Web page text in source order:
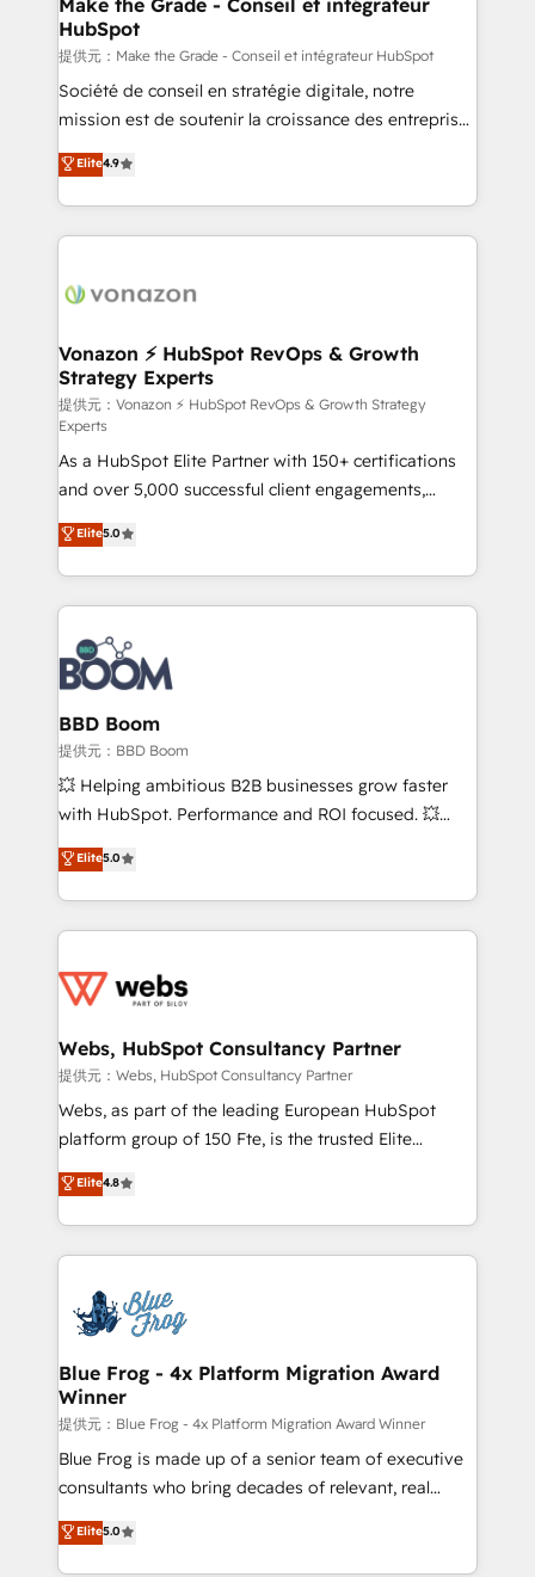
is to empower you to unlock HubSpot’s full potential
—faster. Through expert training, unmatched
responsiveness, and ongoing support, we equip
your team to adopt new systems with confidence
customer engagement.
Make the Grade - Conseil et intégrateur
HubSpot
提供元：Make the Grade - Conseil et intégrateur HubSpot
Société de conseil en stratégie digitale, notre
mission est de soutenir la croissance des entreprises
B2B à travers l’acquisition de nouveaux clients,
l'intégration CRM et le développement des revenus
auprès de vos comptes existants. En France et à
l'international, nous travaillons avec des ETI
delà d’une simple transformation digitale et des
➤ L’intégration de CRM et de méthodologie RevOps
pour aligner les équipes marketing, commerciales et
support client (data migration, synchronisation API,
audit et maintenance) ➤ La création de sites internet
de conversion qui transforment les visiteurs en
opportunités d'affaires ➤ La mise en place de
stratégies d'acquisition marketing (SEO, SEA,
inbound, automatisation marketing, ABM, IA,
emailing) Informations clés : - 10 ans d'expérience -
100+ intégrations CRM HubSpot réussies - 40
experts conseil - 150 certifications HubSpot
cumulées
Elite4.9
Vonazon ⚡ HubSpot RevOps & Growth
Strategy Experts
提供元：Vonazon ⚡ HubSpot RevOps & Growth Strategy
Experts
As a HubSpot Elite Partner with 150+ certifications
and over 5,000 successful client engagements,
Vonazon turns marketing complexity into
measurable, scalable growth. From onboarding to
enterprise-grade campaigns, our in-house team
builds scalable strategies that drive long-term
revenue. ⚙️ HubSpot Integration & Optimization •
Seamless CRM, CMS, and automation setup •
Complex platform migrations and data cleanups •
Custom APIs and third-party integrations 📈 End-to-
End Revenue Acceleration • Lifecycle marketing and
pipeline growth programs • Sales enablement tools
and CRM optimization • Retention strategies with
Execution • 750+ onboardings and 2,000+
implementations • Deep expertise across marketing,
Elite5.0
BBD Boom
提供元：BBD Boom
💥 Helping ambitious B2B businesses grow faster
with HubSpot. Performance and ROI focused. 💥
BBD Boom is the HubSpot partner that can help you
to HubSpot Better. We work with your teams to
solve all your HubSpot challenges and improve user
adoption, sales process and marketing results.
the first time 🔧 Designing and optimising your
and build using HubSpot 🔌 Integrating HubSpot
with other systems 🎓 Training your teams to be
HubSpot pros 📊 Lead generation services using
HubSpot Why us? - SIX HubSpot Accreditations -
CRM, Solutions Architecture, Onboarding , Data
Migration, Custom Integration & Platform
team of 25+ experts Contact us today to help you
get more from your investment in HubSpot.
Elite5.0
Webs, HubSpot Consultancy Partner
提供元：Webs, HubSpot Consultancy Partner
Webs, as part of the leading European HubSpot
platform group of 150 Fte, is the trusted Elite
HubSpot CRM Partner offering you a roadmap on
maximizing EBITDA and achieving Commercial
Excellence. With our targeted processes, we
strengthen your digital transformation and minimize
Implementation partner, we provide expertise to
drive your business forward. Since 2015 we are fully
dedicated to HubSpot and with an experienced
team (50+), we work with reputable companies in
B2B sectors such as manufacturing, SaaS and
business services. We prepare a customized
business case that demonstrates the value and
detailed financial rationale with a focus on ROI and
TCO. As a trusted extension of your team, we
Elite4.8
Blue Frog - 4x Platform Migration Award
Winner
提供元：Blue Frog - 4x Platform Migration Award Winner
Blue Frog is made up of a senior team of executive
consultants who bring decades of relevant, real
world experience to our client engagements. "Blue
Frog is a top, trusted partner in HubSpot's
Elite5.0